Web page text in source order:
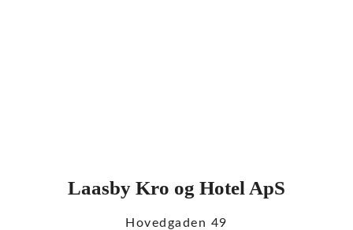
Laasby Kro og Hotel ApS
Hovedgaden 49